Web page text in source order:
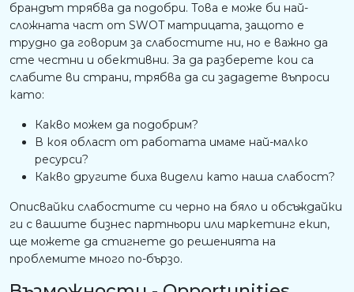
брандът трябва да подобри. Това е може би най-
сложната част от SWOT матрицата, защото е
трудно да говорим за слабостите ни, но е важно да
сте честни и обективни. За да разберете кои са
слабите ви страни, трябва да си зададете въпроси
като:
Какво можем да подобрим?
В коя област от работата имаме най-малко
ресурси?
Какво другите биха видели като наша слабост?
Описвайки слабостите си черно на бяло и обсъждайки
ги с вашите бизнес партньори или маркетинг екип,
ще можете да стигнете до решенията на
проблемите много по-бързо.